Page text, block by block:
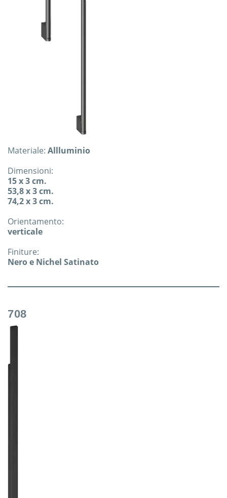
Materiale: Allluminio
Dimensioni:
15 x 3 cm.
53,8 x 3 cm.
74,2 x 3 cm.
Orientamento:
verticale
Finiture:
Nero e Nichel Satinato
708